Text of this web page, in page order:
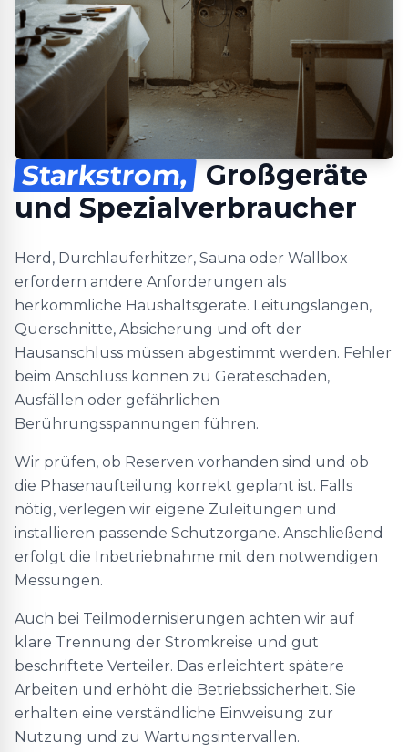
Starkstrom,
Großgeräte
und Spezialverbraucher
Herd, Durchlauferhitzer, Sauna oder Wallbox
erfordern andere Anforderungen als
herkömmliche Haushaltsgeräte. Leitungslängen,
Querschnitte, Absicherung und oft der
Hausanschluss müssen abgestimmt werden. Fehler
beim Anschluss können zu Geräteschäden,
Ausfällen oder gefährlichen
Berührungsspannungen führen.
Wir prüfen, ob Reserven vorhanden sind und ob
die Phasenaufteilung korrekt geplant ist. Falls
nötig, verlegen wir eigene Zuleitungen und
installieren passende Schutzorgane. Anschließend
erfolgt die Inbetriebnahme mit den notwendigen
Messungen.
Auch bei Teilmodernisierungen achten wir auf
klare Trennung der Stromkreise und gut
beschriftete Verteiler. Das erleichtert spätere
Arbeiten und erhöht die Betriebssicherheit. Sie
erhalten eine verständliche Einweisung zur
Nutzung und zu Wartungsintervallen.